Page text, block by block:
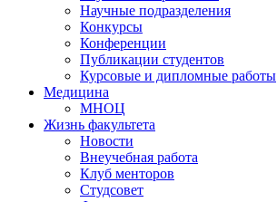
Научные подразделения
Конкурсы
Конференции
Публикации студентов
Курсовые и дипломные работы
Медицина
МНОЦ
Жизнь факультета
Новости
Внеучебная работа
Клуб менторов
Студсовет